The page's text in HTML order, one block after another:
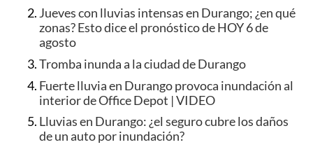
Jueves con lluvias intensas en Durango; ¿en qué
zonas? Esto dice el pronóstico de HOY 6 de
agosto
Tromba inunda a la ciudad de Durango
Fuerte lluvia en Durango provoca inundación al
interior de Office Depot | VIDEO
Lluvias en Durango: ¿el seguro cubre los daños
de un auto por inundación?